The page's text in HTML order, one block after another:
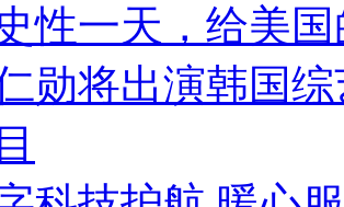
性一天，给美
勋将出演韩国